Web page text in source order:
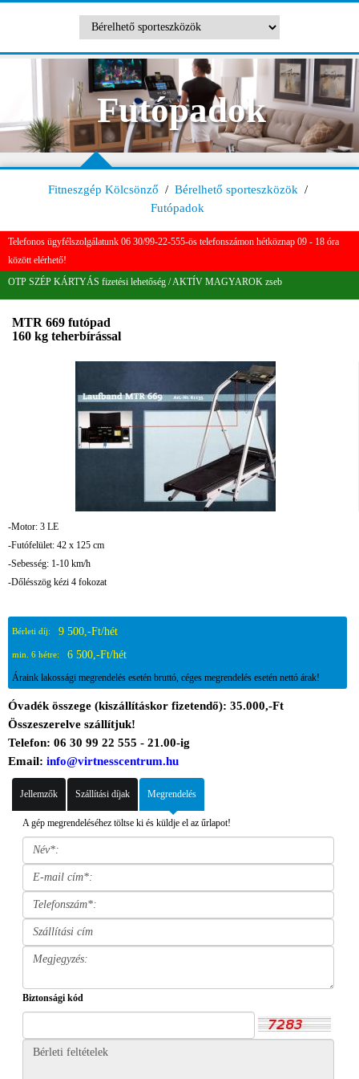
Futópadok
Fitneszgép Kölcsönző / Bérelhető sporteszközök /
Futópadok
Telefonos ügyfélszolgálatunk 06 30/99-22-555-ös telefonszámon hétköznap 09 - 18 óra
között elérhető!
OTP SZÉP KÁRTYÁS fizetési lehetőség / AKTÍV MAGYAROK zseb
MTR 669 futópad
160 kg teherbírással
-Motor: 3 LE
-Futófelület: 42 x 125 cm
-Sebesség: 1-10 km/h
-Dőlésszög kézi 4 fokozat
Bérleti díj: 9 500,-Ft/hét
min. 6 hétre: 6 500,-Ft/hét
Áraink lakossági megrendelés esetén bruttó, céges megrendelés esetén nettó árak!
Óvadék összege (kiszállításkor fizetendő): 35.000,-Ft
Összeszerelve szállítjuk!
Telefon: 06 30 99 22 555 - 21.00-ig
Email: info@virtnesscentrum.hu
Jellemzők Szállítási díjak Megrendelés
A gép megrendeléséhez töltse ki és küldje el az űrlapot!
Biztonsági kód